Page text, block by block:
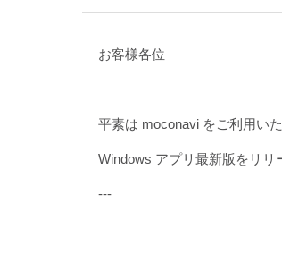
お客様各位
平素は moconavi をご利用い
Windows アプリ最新版をリリ
---